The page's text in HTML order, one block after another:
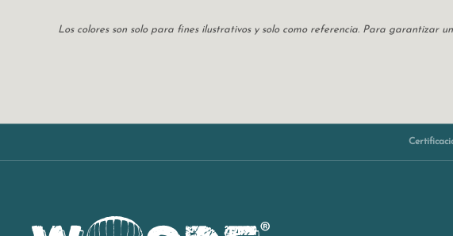
Los colores son solo para fines ilustrativos y solo como referencia. Para garantizar